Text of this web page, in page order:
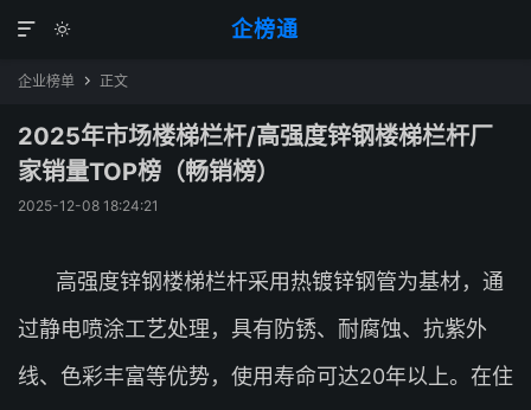
企榜通


企业榜单  正文
2025年市场楼梯栏杆/高强度锌钢楼梯栏杆厂
家销量TOP榜（畅销榜）
2025-12-08 18:24:21
高强度锌钢楼梯栏杆采用热镀锌钢管为基材，通
过静电喷涂工艺处理，具有防锈、耐腐蚀、抗紫外
线、色彩丰富等优势，使用寿命可达20年以上。在住